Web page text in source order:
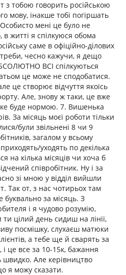
з тобою говорить російською
мову, інакше тобі погіршать
мені це було не
житті я спілкуюся обома
саме в офіційно-ділових
чесно кажучи, я дещо
ВСІ спілкуються
це може не сподобатися.
це створює відчуття якоїсь
Але, знову ж таки, це вже
буде нормою. 7. Вишенька
За місяць моєї роботи тільки
були звільнені 8 чи 9
загалом у всьому
уходять по декілька
на кілька місяців чи хоча б
співробітник. Ну і за
зі мною у відділ вийшли
Так от, з нас чотирьох там
буквально за місяць. З
і я чудово розумію,
ти цілий день сидиш на лінії,
посмішку, слухаєш матюки
а тебе ще й сварять за
це все за 10-15к, бажання
Але керівництво
я можу сказати.